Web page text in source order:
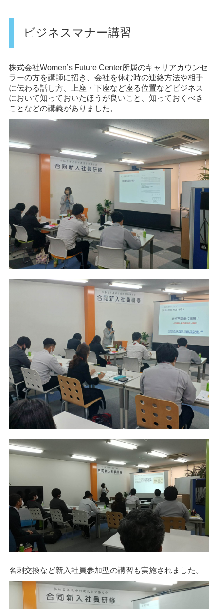
ビジネスマナー講習
株式会社Women’s Future Center所属のキャリアカウンセ
ラーの方を講師に招き、会社を休む時の連絡方法や相手
に伝わる話し方、上座・下座など座る位置などビジネス
において知っておいたほうが良いこと、知っておくべき
ことなどの講義がありました。
名刺交換など新入社員参加型の講習も実施されました。